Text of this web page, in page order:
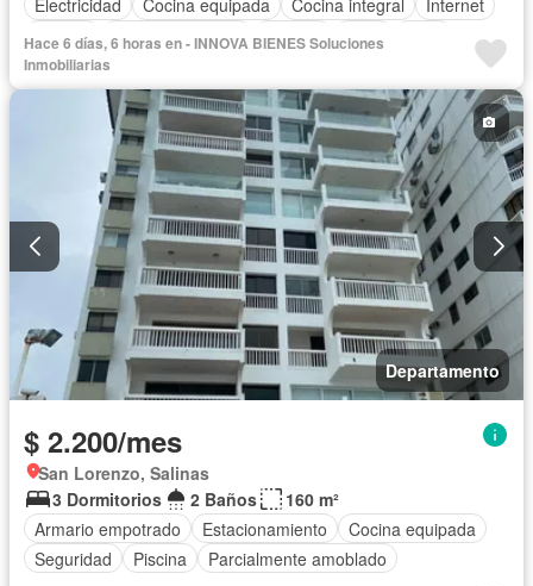
Electricidad Cocina equipada Cocina integral
Internet
Jacuzzi
Vista panorámica Terraza Agua
Área para niños
Acceso para personas con discapacidad
Jardín
Garita de guardianía Sauna
Seguridad
Gimnasio Ascensor
Cancha de tenis
Completamente amoblado
Hace 6 días, 6 horas en - INNOVA BIENES Soluciones
Inmobiliarias
Departamento
$ 2.200/mes
San Lorenzo, Salinas
3 Dormitorios
2 Baños
160 m²
Armario empotrado
Estacionamiento
Cocina equipada
Seguridad
Piscina Parcialmente amoblado